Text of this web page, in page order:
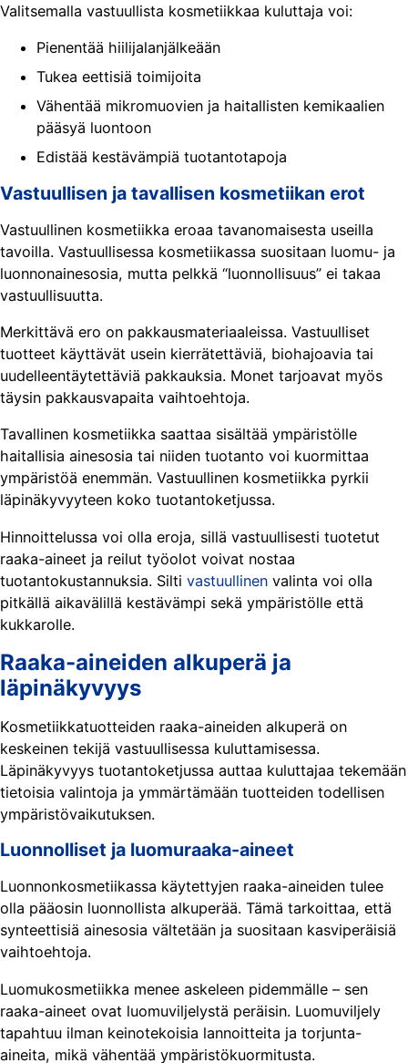
Valitsemalla vastuullista kosmetiikkaa kuluttaja voi:
Pienentää hiilijalanjälkeään
Tukea eettisiä toimijoita
Vähentää mikromuovien ja haitallisten kemikaalien
pääsyä luontoon
Edistää kestävämpiä tuotantotapoja
Vastuullisen ja tavallisen kosmetiikan erot
Vastuullinen kosmetiikka eroaa tavanomaisesta useilla
tavoilla. Vastuullisessa kosmetiikassa suositaan luomu- ja
luonnonainesosia, mutta pelkkä “luonnollisuus” ei takaa
vastuullisuutta.
Merkittävä ero on pakkausmateriaaleissa. Vastuulliset
tuotteet käyttävät usein kierrätettäviä, biohajoavia tai
uudelleentäytettäviä pakkauksia. Monet tarjoavat myös
täysin pakkausvapaita vaihtoehtoja.
Tavallinen kosmetiikka saattaa sisältää ympäristölle
haitallisia ainesosia tai niiden tuotanto voi kuormittaa
ympäristöä enemmän. Vastuullinen kosmetiikka pyrkii
läpinäkyvyyteen koko tuotantoketjussa.
Hinnoittelussa voi olla eroja, sillä vastuullisesti tuotetut
raaka-aineet ja reilut työolot voivat nostaa
tuotantokustannuksia. Silti vastuullinen valinta voi olla
pitkällä aikavälillä kestävämpi sekä ympäristölle että
kukkarolle.
Raaka-aineiden alkuperä ja
läpinäkyvyys
Kosmetiikkatuotteiden raaka-aineiden alkuperä on
keskeinen tekijä vastuullisessa kuluttamisessa.
Läpinäkyvyys tuotantoketjussa auttaa kuluttajaa tekemään
tietoisia valintoja ja ymmärtämään tuotteiden todellisen
ympäristövaikutuksen.
Luonnolliset ja luomuraaka-aineet
Luonnonkosmetiikassa käytettyjen raaka-aineiden tulee
olla pääosin luonnollista alkuperää. Tämä tarkoittaa, että
synteettisiä ainesosia vältetään ja suositaan kasviperäisiä
vaihtoehtoja.
Luomukosmetiikka menee askeleen pidemmälle – sen
raaka-aineet ovat luomuviljelystä peräisin. Luomuviljely
tapahtuu ilman keinotekoisia lannoitteita ja torjunta-
aineita, mikä vähentää ympäristökuormitusta.